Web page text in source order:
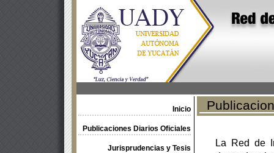
Inicio
Publicaciones Diarios Oficiales
Jurisprudencias y Tesis
La Red de